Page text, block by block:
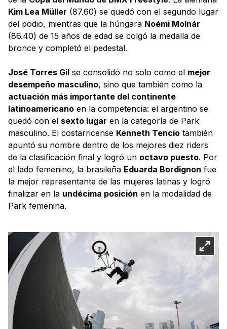
Kim Lea Müller (87.60) se quedó con el segundo lugar
del podio, mientras que la húngara Noémi Molnár
(86.40) de 15 años de edad se colgó la medalla de
bronce y completó el pedestal.
José Torres Gil se consolidó no solo como el mejor
desempeño masculino, sino que también como la
actuación más importante del continente
latinoamericano en la competencia: el argentino se
quedó con el sexto lugar en la categoría de Park
masculino. El costarricense Kenneth Tencio también
apuntó su nombre dentro de los mejores diez riders
de la clasificación final y logró un octavo puesto. Por
el lado femenino, la brasileña Eduarda Bordignon fue
la mejor representante de las mujeres latinas y logró
finalizar en la undécima posición en la modalidad de
Park femenina.